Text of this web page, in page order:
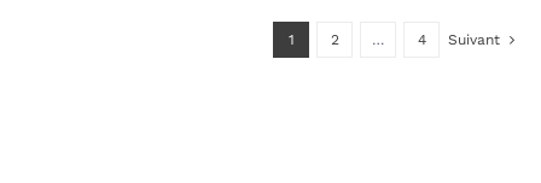
1 2 … 4 Suivant